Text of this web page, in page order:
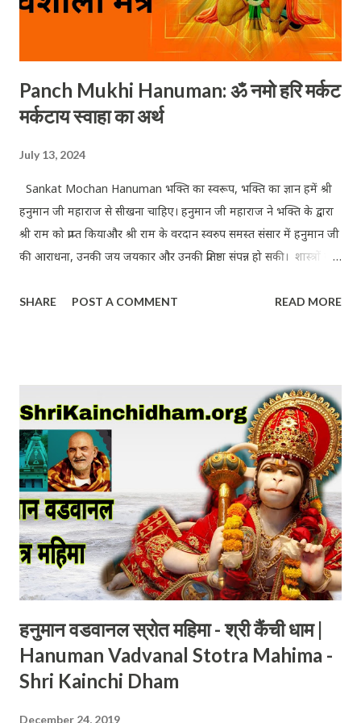
Panch Mukhi Hanuman: ॐ नमो हरि मर्कट
मर्कटाय स्वाहा का अर्थ
July 13, 2024
Sankat Mochan Hanuman भक्ति का स्वरूप, भक्ति का ज्ञान हमें श्री
हनुमान जी महाराज से सीखना चाहिए। हनुमान जी महाराज ने भक्ति के द्वारा
श्री राम को प्राप्त कियाऔर श्री राम के वरदान स्वरुप समस्त संसार में हनुमान जी
की आराधना, उनकी जय जयकार और उनकी प्रतिष्ठा संपन्न हो सकी। शास्त्रों की
अवतार हैं और उन्हें शिव स्वरूप भी माना जाता है अर्थात हनुमान जी महाराज
जी महाराज अत्यंत ही दयालु हैं। वह अपने शरणागत की रक्षा अवश्य करते हैं।
हम सभी को उनके दिव्य मंत्रो के द्वारा उनको प्रसन्न करके उनसे अपनी रक्षा की
प्रार्थना करनी चाहिए। हनुमान जी के भक्तों के द्वारा हनुमान जी को अनेको नाम
से संबोधित किया जाता है। वीर हनुमान, राम भक्त, शिव अवतार, मारुति
नंदन, महावीर ये सभी नाम भजरंग बलि के ही है पर इन सभी...
SHARE POST A COMMENT READ MORE
हनुमान वडवानल स्रोत महिमा - श्री कैंची धाम |
Hanuman Vadvanal Stotra Mahima -
Shri Kainchi Dham
December 24, 2019